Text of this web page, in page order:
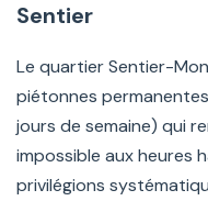
Sentier
Le quartier Sentier-
piétonnes
jours de semaine) qui
impossible aux heures
privilégions